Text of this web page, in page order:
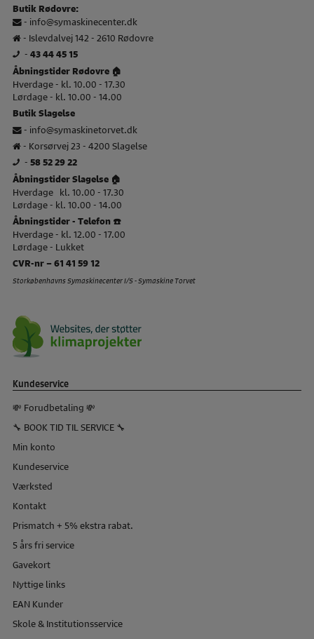
Butik Rødovre:
- info@symaskinecenter.dk
- Islevdalvej 142 - 2610 Rødovre
- 43 44 45 15
Åbningstider Rødovre 🏠
Hverdage - kl. 10.00 - 17.30
Lørdage - kl. 10.00 - 14.00
Butik Slagelse
- info@symaskinetorvet.dk
- Korsørvej 23 - 4200 Slagelse
- 58 52 29 22
Åbningstider Slagelse 🏠
Hverdage kl. 10.00 - 17.30
Lørdage - kl. 10.00 - 14.00
Åbningstider - Telefon ☎️
Hverdage - kl. 12.00 - 17.00
Lørdage - Lukket
CVR-nr – 61 41 59 12
Storkøbenhavns Symaskinecenter I/S - Symaskine Torvet
Kundeservice
💸 Forudbetaling 💸
🔧 BOOK TID TIL SERVICE 🔧
Min konto
Kundeservice
Værksted
Kontakt
Prismatch + 5% ekstra rabat.
5 års fri service
Gavekort
Nyttige links
EAN Kunder
Skole & Institutionsservice